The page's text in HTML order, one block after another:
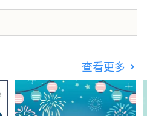
查看更多